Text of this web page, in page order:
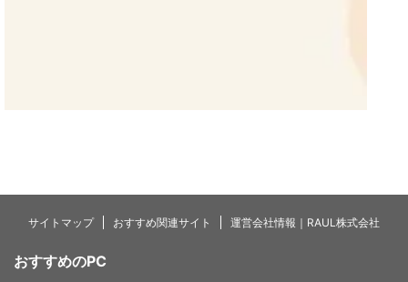
サイトマップ おすすめ関連サイト 運営会社情報｜RAUL株式会社
おすすめのPC